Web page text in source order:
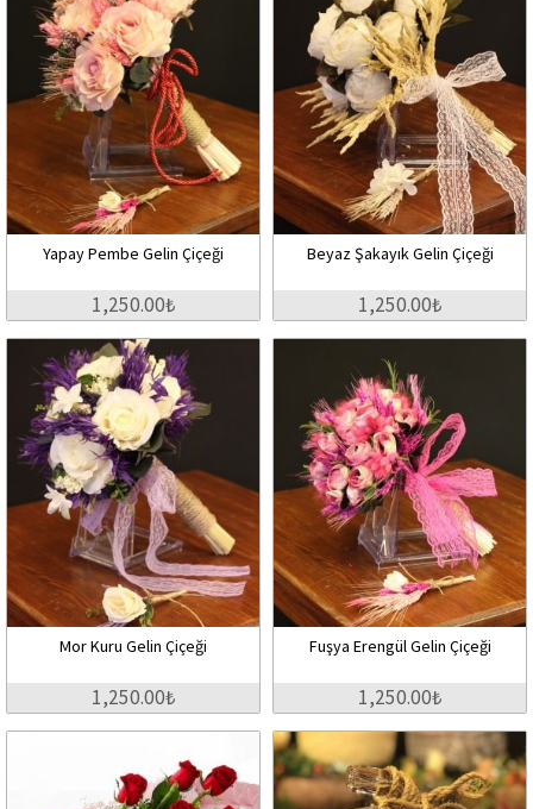
Yapay Pembe Gelin Çiçeği
1,250.00₺
Beyaz Şakayık Gelin Çiçeği
1,250.00₺
Mor Kuru Gelin Çiçeği
1,250.00₺
Fuşya Erengül Gelin Çiçeği
1,250.00₺